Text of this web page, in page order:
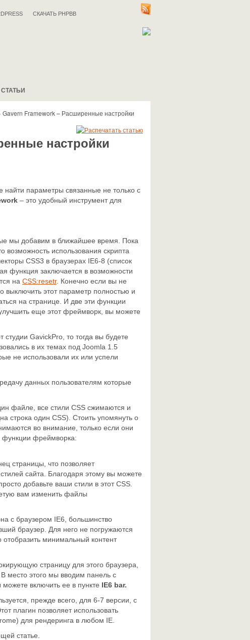
СКАЧАТЬ PHPBB
Gavern Framework – Расширенные настройки
настройки
параметры связанные не только с
– это удобный инструмент для
мы добавим в ближайшее время. Пока
использования скрипта
CSS3 в браузерах IE6-8 (список
функция заключается в возможности
на CSS:resetr. Конечно если вы не
выключить этот параметр полностью и
на странице. И две эти функции
еще этот фреймворк, вы можете
GavickPro, то тогда вы будете
в их темах под Joomla 1.5
не использовали их или успели
данных пользователям которые
файле, все стили CSS сжимаются и
строка один CSS). Стоить упомянуть о
во внимание, только если они
фреймворка:
страницы, что позволяет
сайта. Благодаря этому вы можете
добавьте ваши стили в этот CSS.
вам изменить файлы
с браузером IE6, большинство
браузер. Для него не погружаются
минимальный контент
страницу для этого браузера,
В место этого мы вводим панель с
включить ее в пункте IE6 bar.
прежде всего, для 6-7 версии, с
плагин позволяет использовать
для рендеринга в любом IE.
статье.